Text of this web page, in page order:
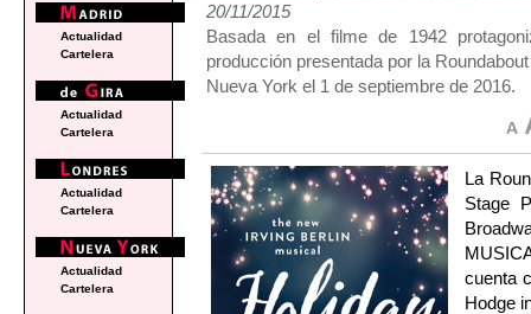
20/11/2015
Basada en el filme de 1942
producción presentada por la
Nueva York el 1 de septiembre de 2016.
La
Stage
cuenta
Hodge
Actualidad
Cartelera
Actualidad
Cartelera
Actualidad
Cartelera
Actualidad
Cartelera